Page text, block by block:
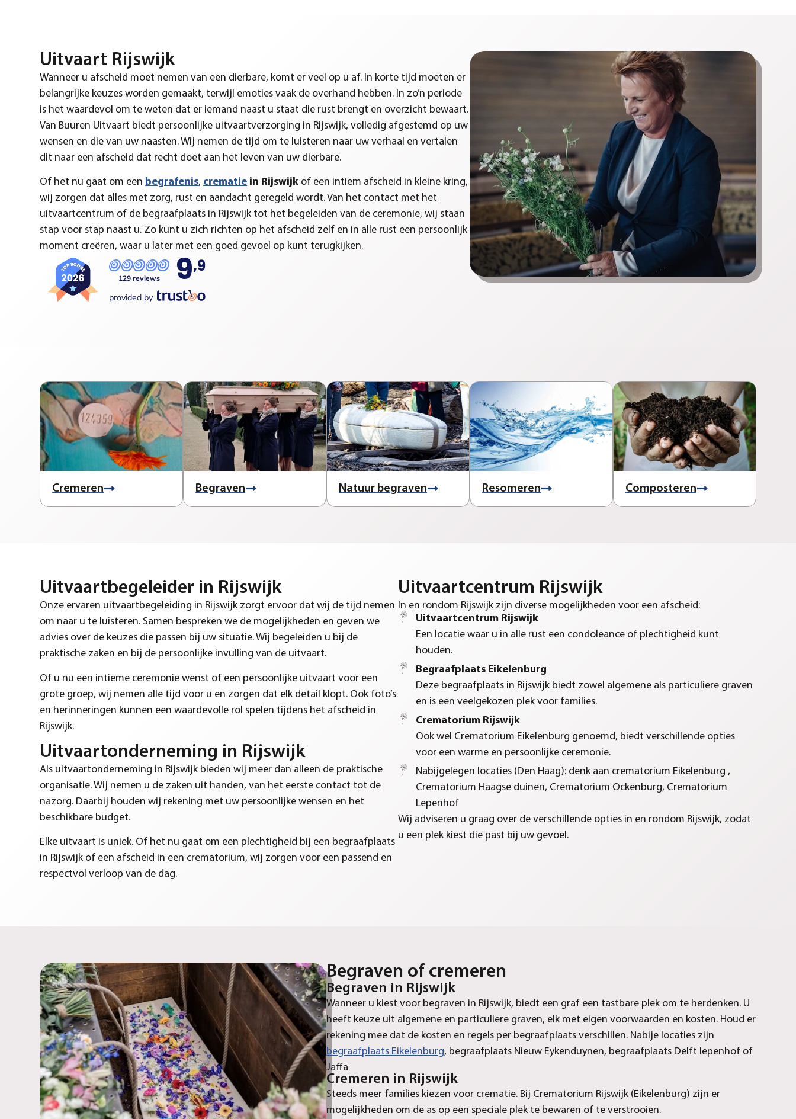
Uitvaart Rijswijk
Wanneer u afscheid moet nemen van een dierbare, komt er veel op u af. In korte tijd moeten er
belangrijke keuzes worden gemaakt, terwijl emoties vaak de overhand hebben. In zo’n periode
is het waardevol om te weten dat er iemand naast u staat die rust brengt en overzicht bewaart.
Van Buuren Uitvaart biedt persoonlijke uitvaartverzorging in Rijswijk, volledig afgestemd op uw
wensen en die van uw naasten. Wij nemen de tijd om te luisteren naar uw verhaal en vertalen
dit naar een afscheid dat recht doet aan het leven van uw dierbare.
Of het nu gaat om een begrafenis, crematie in Rijswijk of een intiem afscheid in kleine kring,
wij zorgen dat alles met zorg, rust en aandacht geregeld wordt. Van het contact met het
uitvaartcentrum of de begraafplaats in Rijswijk tot het begeleiden van de ceremonie, wij staan
stap voor stap naast u. Zo kunt u zich richten op het afscheid zelf en in alle rust een persoonlijk
moment creëren, waar u later met een goed gevoel op kunt terugkijken.
129 reviews 9,9
provided by
Cremeren Begraven Natuur begraven Resomeren Composteren
Uitvaartbegeleider in Rijswijk
Onze ervaren uitvaartbegeleiding in Rijswijk zorgt ervoor dat wij de tijd nemen
om naar u te luisteren. Samen bespreken we de mogelijkheden en geven we
advies over de keuzes die passen bij uw situatie. Wij begeleiden u bij de
praktische zaken en bij de persoonlijke invulling van de uitvaart.
Of u nu een intieme ceremonie wenst of een persoonlijke uitvaart voor een
grote groep, wij nemen alle tijd voor u en zorgen dat elk detail klopt. Ook foto’s
en herinneringen kunnen een waardevolle rol spelen tijdens het afscheid in
Rijswijk.
Uitvaartonderneming in Rijswijk
Als uitvaartonderneming in Rijswijk bieden wij meer dan alleen de praktische
organisatie. Wij nemen u de zaken uit handen, van het eerste contact tot de
nazorg. Daarbij houden wij rekening met uw persoonlijke wensen en het
beschikbare budget.
Elke uitvaart is uniek. Of het nu gaat om een plechtigheid bij een begraafplaats
in Rijswijk of een afscheid in een crematorium, wij zorgen voor een passend en
respectvol verloop van de dag.
Uitvaartcentrum Rijswijk
In en rondom Rijswijk zijn diverse mogelijkheden voor een afscheid:
Uitvaartcentrum Rijswijk
Een locatie waar u in alle rust een condoleance of plechtigheid kunt
houden.
Begraafplaats Eikelenburg
Deze begraafplaats in Rijswijk biedt zowel algemene als particuliere graven
en is een veelgekozen plek voor families.
Crematorium Rijswijk
Ook wel Crematorium Eikelenburg genoemd, biedt verschillende opties
voor een warme en persoonlijke ceremonie.
Nabijgelegen locaties (Den Haag): denk aan crematorium Eikelenburg ,
Crematorium Haagse duinen, Crematorium Ockenburg, Crematorium
Lepenhof
Wij adviseren u graag over de verschillende opties in en rondom Rijswijk, zodat
u een plek kiest die past bij uw gevoel.
Begraven of cremeren
Begraven in Rijswijk
Wanneer u kiest voor begraven in Rijswijk, biedt een graf een tastbare plek om te herdenken. U
heeft keuze uit algemene en particuliere graven, elk met eigen voorwaarden en kosten. Houd er
rekening mee dat de kosten en regels per begraafplaats verschillen. Nabije locaties zijn
begraafplaats Eikelenburg, begraafplaats Nieuw Eykenduynen, begraafplaats Delft Iepenhof of
Jaffa
Cremeren in Rijswijk
Steeds meer families kiezen voor crematie. Bij Crematorium Rijswijk (Eikelenburg) zijn er
mogelijkheden om de as op een speciale plek te bewaren of te verstrooien.